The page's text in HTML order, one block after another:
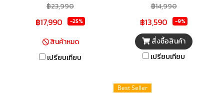
50%* รอบการซักด่วน เหมาะสม
กับการใช้งานของคุณ
฿23,990
฿17,990 -25%
สินค้าหมด
เปรียบเทียบ
ACONATIC สมาร์ททีวี UHD/4K
รุ่น 55US200AN ขนาด 55 นิ้ว
ที่มาพร้อมคุณสมบัติครบครันเพื่อ
การบันเทิงที่สมบูรณ์แบบ ด้วย
ความคมชัดระดับ UHD/4K ระบบ
เสริมด้วย Magic Remote สั่ง
฿14,990
฿13,590 -9%
สั่งซื้อสินค้า
เปรียบเทียบ
Best Seller